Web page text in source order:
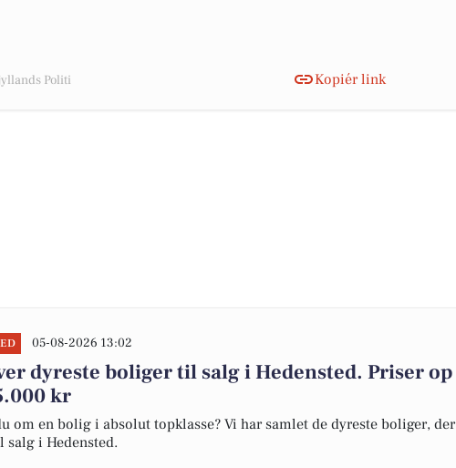
Politi Kopiér link
05-08-2026 13:02
dyreste boliger til salg i Hedensted. Priser op
kr
om en bolig i absolut topklasse? Vi har samlet de dyreste boliger, der
salg i Hedensted.